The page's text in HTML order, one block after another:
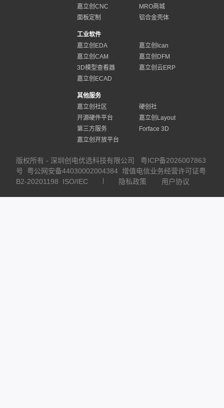
嘉立创CNC
MRO商城
面板定制
铝合金壳体
工业软件
嘉立创EDA
嘉立创Ican
嘉立创CAM
嘉立创DFM
3D模型查看器
嘉立创云ERP
嘉立创ECAD
其他服务
嘉立创社区
硬创社
开源硬件平台
嘉立创Layout
第三方服务
Forface 3D
嘉立创开放平台
版权所有 - 深圳创电优选科技有限公司
粤ICP备2026007863
号
粤公网安备44030002004384 增值电信业务经营许可证粤
B2-20201198
ISO/IEC 隐私政策 用户协议